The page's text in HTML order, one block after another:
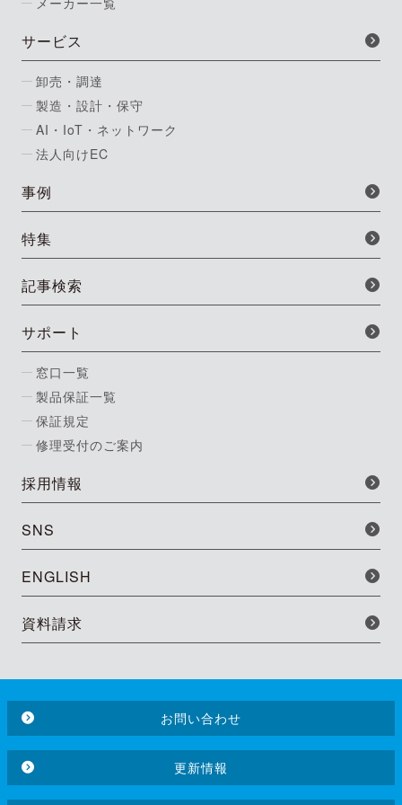
サービス
卸売・調達
製造・設計・保守
AI・IoT・ネットワーク
法人向けEC
事例
特集
記事検索
サポート
窓口一覧
製品保証一覧
保証規定
修理受付のご案内
採用情報
SNS
ENGLISH
資料請求
お問い合わせ
更新情報